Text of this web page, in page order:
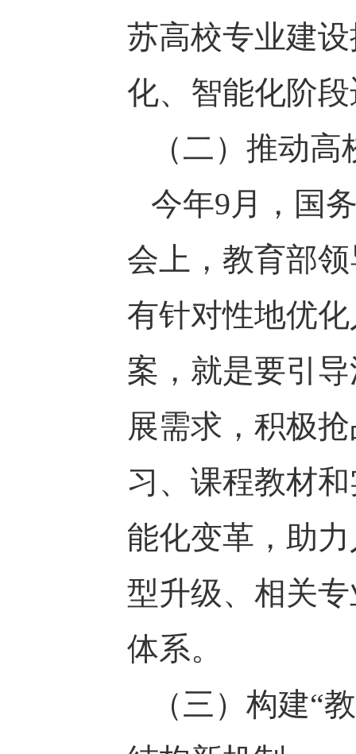
苏高校专业建
化、智能化阶
（二）推动
今年9月，国
会上，教育部
有针对性地优
案，就是要引
展需求，积极
习、课程教材
能化变革，助
型升级、相关
体系。
（三）构建“